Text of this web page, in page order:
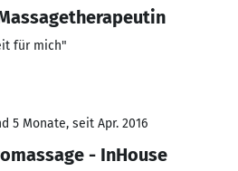
für mich"
5 Monate, seit Apr. 2016
- InHouse